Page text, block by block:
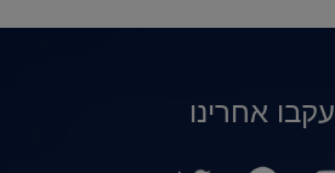
עקבו אחרינו